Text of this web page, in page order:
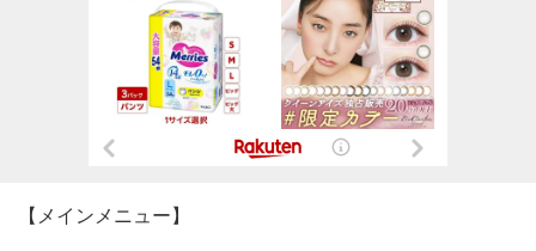
【メインメニュー】